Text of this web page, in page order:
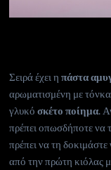
Σειρά έχει ηπάστα
αρωματισμένη με
γλυκόσκέτο ποίημα.
πρέπει οπωσδήποτε να
πρέπει να τη
από την πρώτη κιόλας